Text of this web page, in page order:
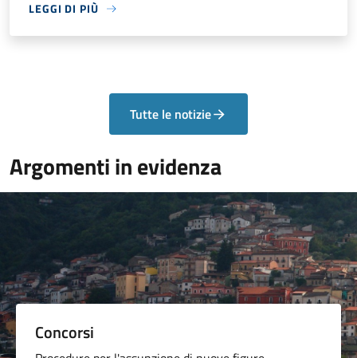
LEGGI DI PIÙ
Tutte le notizie
Argomenti in evidenza
Concorsi